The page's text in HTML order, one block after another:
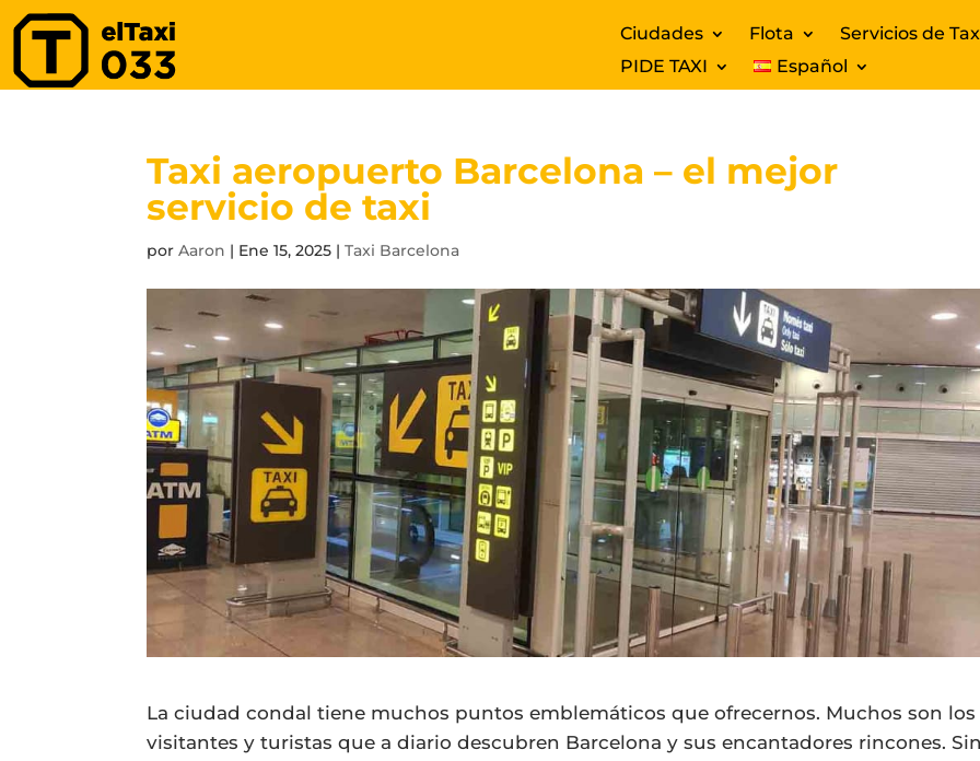
Ciudades Flota
Servicios de
PIDE TAXI
Español
Taxi aeropuerto Barcelona – el mejor
servicio de taxi
porAaron | Ene 15, 2025 |Taxi Barcelona
La ciudad condal tiene muchos puntos emblemáticos que ofrecernos. Muchos son los
visitantes y turistas que a diario descubren Barcelona y sus encantadores rincones.